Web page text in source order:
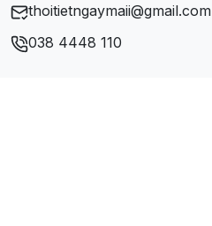
thoitietngaymaii@gmail.com
038 4448 110